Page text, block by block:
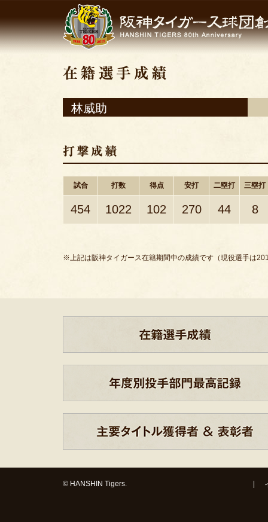
林威助
試合 打数 得点 安打 二塁打 三塁打
454 1022 102 270 44 8
※上記は阪神タイガース在籍期間中の成績です（現役選手は
© HANSHIN Tigers.